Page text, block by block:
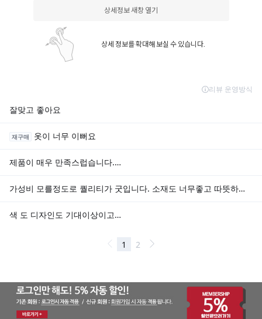
상세정보 새창 열기
상세 정보를 확대해 보실 수 있습니다.